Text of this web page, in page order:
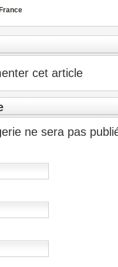
France
cet article
ne sera pas